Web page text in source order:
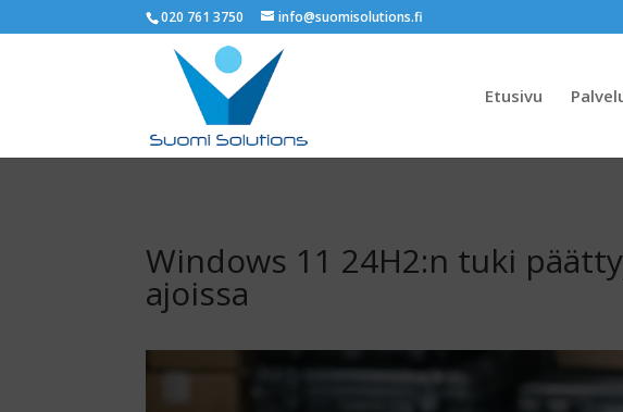
020 761 3750 info@suomisolutions.fi
Etusivu
Windows 11 24H2:n tuki
ajoissa